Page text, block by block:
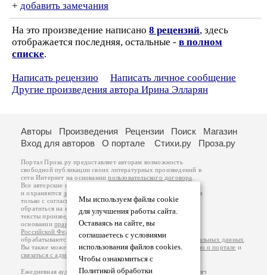
+ добавить замечания
На это произведение написано 8 рецензий, здесь
отображается последняя, остальные - в полном
списке.
Написать рецензию
Написать личное сообщение
Другие произведения автора Ирина Элларян
Мы используем файлы cookie
для улучшения работы сайта.
Оставаясь на сайте, вы
соглашаетесь с условиями
использования файлов cookies.
Чтобы ознакомиться с
Политикой обработки
Авторы Произведения Рецензии Поиск
Магазин
Вход для авторов
О портале Стихи.ру Проза.ру
Портал Проза.ру предоставляет авторам возможность
свободной публикации своих литературных произведений в
сети Интернет на основаниипользовательского договора
Все авторские права на произведения принадлежат авторам
и охраняются законом
. Перепечатка произведений возможна
только с согласия его автора, к которому вы можете
обратиться на его авторской странице. Ответственность за
тексты произведений авторы несут самостоятельно на
основанииправил публикацииизаконодательства
Российской Федерации
обрабатываются на основанииПолитики обработки персональных данных
Вы также можете посмотреть более подробнуюинформацию о портале и
связаться с администрацией
Ежедневная аудитория портала Проза.ру – порядка 100 тысяч